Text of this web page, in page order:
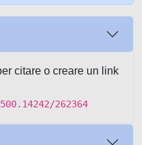
citare o creare un link
262364